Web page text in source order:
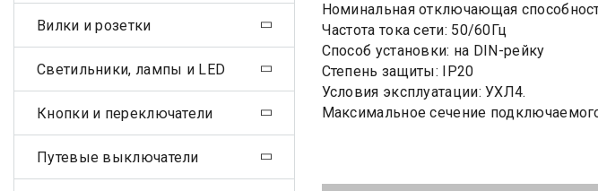
Номинальная отключающая
Частота тока сети: 50/60Гц
Способ установки: на DIN-рейку
Степень защиты: IP20
Условия эксплуатации: УХЛ4.
Максимальное сечение
Вилки и розетки
Светильники, лампы и LED
Кнопки и переключатели
Путевые выключатели